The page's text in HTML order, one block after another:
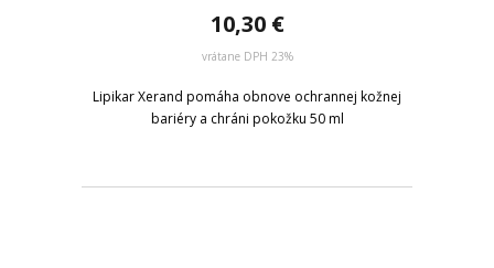
10,30 €
vrátane DPH 23%
Lipikar Xerand pomáha obnove ochrannej kožnej
bariéry a chráni pokožku 50 ml